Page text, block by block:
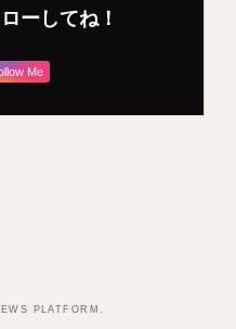
ーしてね！
Me
PLATFORM.